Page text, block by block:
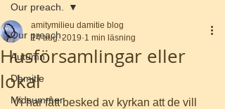
Our preach.
Autumn
Damitie
Midsummer
Our preach.
Husförsamlingar eller
lokal
amitymilieu damitie blog
14 aug. 2019 1 min läsning
Vi har fått besked av kyrkan att de vill